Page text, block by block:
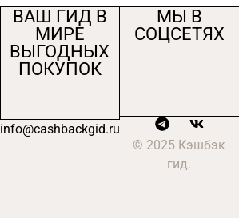
ВАШ ГИД В
МИРЕ
ВЫГОДНЫХ
ПОКУПОК
info@cashbackgid.ru
МЫ В
СОЦСЕТЯХ
© 2025 Кэшбэк
гид.